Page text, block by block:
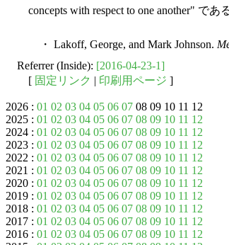
concepts with respect to one another" であ
・ Lakoff, George, and Mark Johnson.
Referrer (Inside): [2016-04-23-1]
[ 固定リンク | 印刷用ページ ]
2026 : 01 02 03 04 05 06 07 08 09 10 11 12
2025 : 01 02 03 04 05 06 07 08 09 10 11 12
2024 : 01 02 03 04 05 06 07 08 09 10 11 12
2023 : 01 02 03 04 05 06 07 08 09 10 11 12
2022 : 01 02 03 04 05 06 07 08 09 10 11 12
2021 : 01 02 03 04 05 06 07 08 09 10 11 12
2020 : 01 02 03 04 05 06 07 08 09 10 11 12
2019 : 01 02 03 04 05 06 07 08 09 10 11 12
2018 : 01 02 03 04 05 06 07 08 09 10 11 12
2017 : 01 02 03 04 05 06 07 08 09 10 11 12
2016 : 01 02 03 04 05 06 07 08 09 10 11 12